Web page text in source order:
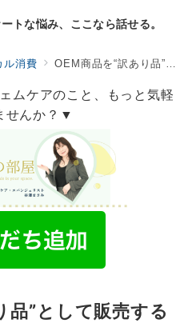
トな悩み、ここなら話せる。
ル消費 OEM商品を“訳あり品”として販売する時の注意点
ムケアのこと、もっと気軽
せんか？▼
品”として販売する